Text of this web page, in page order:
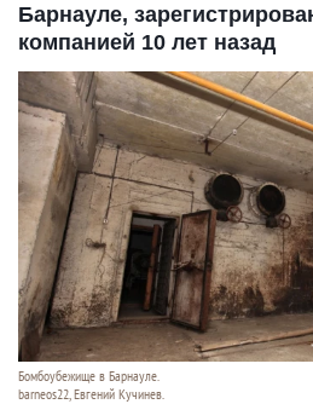
Барнауле,
компанией 10 лет назад
Бомбоубежище в Барнауле.
barneos22, Евгений Кучинев.